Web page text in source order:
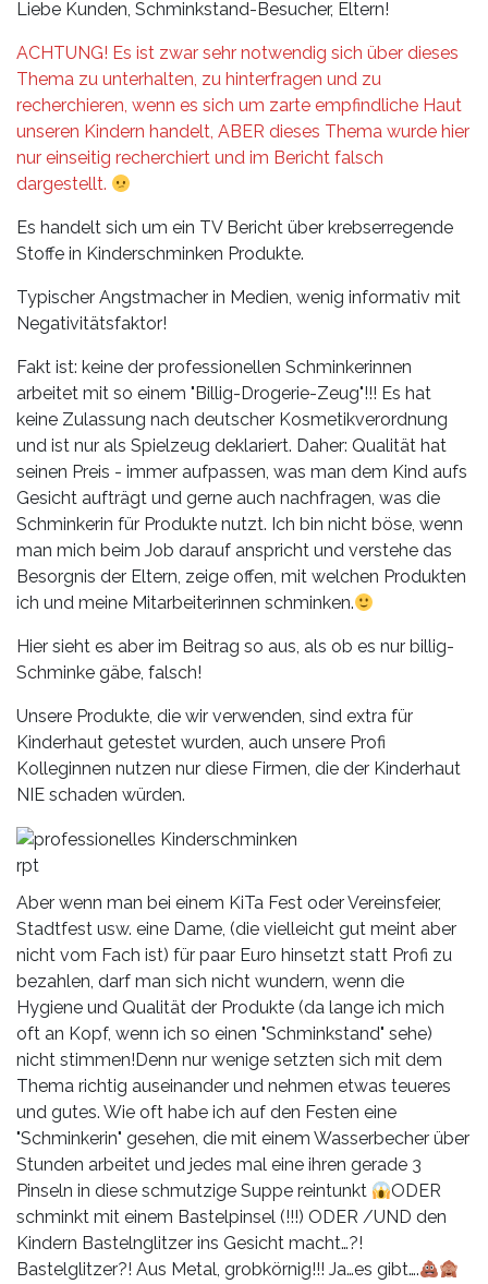
Über
uns
Fotos,
Events
Referenzen
Blog
Jobs
Partner/Links
Liebe Kunden, Schminkstand-Besucher, Eltern!
ACHTUNG! Es ist zwar sehr notwendig sich über dieses
Thema zu unterhalten, zu hinterfragen und zu
recherchieren, wenn es sich um zarte empfindliche Haut
unseren Kindern handelt, ABER dieses Thema wurde hier
nur einseitig recherchiert und im Bericht falsch
dargestellt.
Es handelt sich um ein TV Bericht über krebserregende
Stoffe in Kinderschminken Produkte.
Typischer Angstmacher in Medien, wenig informativ mit
Negativitätsfaktor!
Fakt ist: keine der professionellen Schminkerinnen
arbeitet mit so einem "Billig-Drogerie-Zeug"!!! Es hat
keine Zulassung nach deutscher Kosmetikverordnung
und ist nur als Spielzeug deklariert. Daher: Qualität hat
seinen Preis - immer aufpassen, was man dem Kind aufs
Gesicht aufträgt und gerne auch nachfragen, was die
Schminkerin für Produkte nutzt. Ich bin nicht böse, wenn
man mich beim Job darauf anspricht und verstehe das
Besorgnis der Eltern, zeige offen, mit welchen Produkten
ich und meine Mitarbeiterinnen schminken.
Hier sieht es aber im Beitrag so aus, als ob es nur billig-
Schminke gäbe, falsch!
Unsere Produkte, die wir verwenden, sind extra für
Kinderhaut getestet wurden, auch unsere Profi
Kolleginnen nutzen nur diese Firmen, die der Kinderhaut
NIE schaden würden.
rpt
Aber wenn man bei einem KiTa Fest oder Vereinsfeier,
Stadtfest usw. eine Dame, (die vielleicht gut meint aber
nicht vom Fach ist) für paar Euro hinsetzt statt Profi zu
bezahlen, darf man sich nicht wundern, wenn die
Hygiene und Qualität der Produkte (da lange ich mich
oft an Kopf, wenn ich so einen "Schminkstand" sehe)
nicht stimmen!Denn nur wenige setzten sich mit dem
Thema richtig auseinander und nehmen etwas teueres
und gutes. Wie oft habe ich auf den Festen eine
"Schminkerin" gesehen, die mit einem Wasserbecher über
Stunden arbeitet und jedes mal eine ihren gerade 3
Pinseln in diese schmutzige Suppe reintunkt
ODER
schminkt mit einem Bastelpinsel (!!!) ODER /UND den
Kindern Bastelnglitzer ins Gesicht macht…?!
Bastelglitzer?! Aus Metal, grobkörnig!!! Ja…es gibt….